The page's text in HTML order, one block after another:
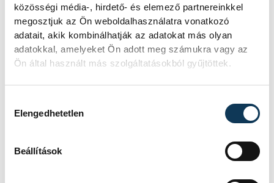
közösségi média-, hirdető- és elemező partnereinkkel
megosztjuk az Ön weboldalhasználatra vonatkozó
adatait, akik kombinálhatják az adatokat más olyan
adatokkal, amelyeket Ön adott meg számukra vagy az
Ön által használt más szolgáltatásokból gyűjtöttek.
Elengedhetetlen
Beállítások